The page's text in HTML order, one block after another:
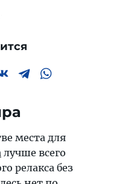
места для
лучше всего
релакса без